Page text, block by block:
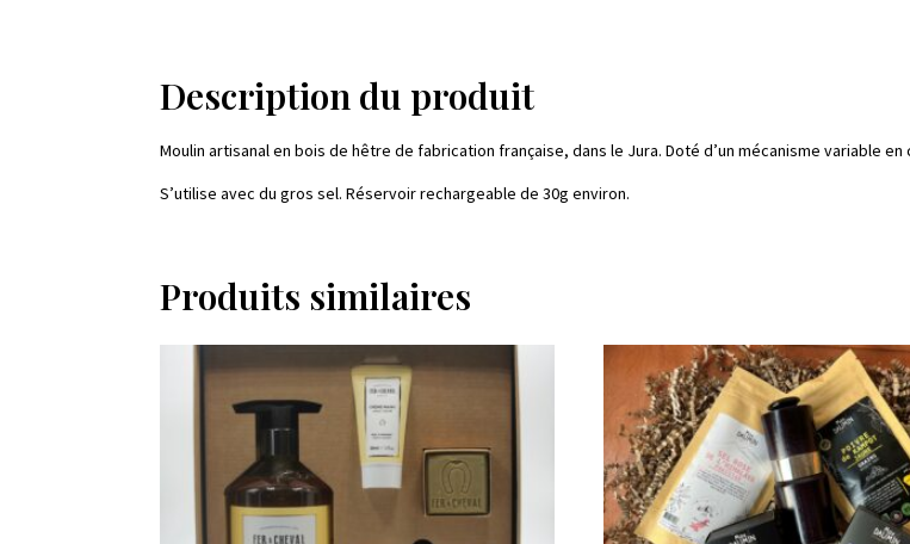
Description du produit
Moulin artisanal en bois de hêtre de fabrication française, dans le Jura. Doté d’un mécanisme variable
S’utilise avec du gros sel. Réservoir rechargeable de 30g environ.
Produits similaires